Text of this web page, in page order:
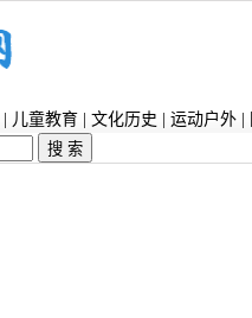
儿童教育 文化历史 运动户外